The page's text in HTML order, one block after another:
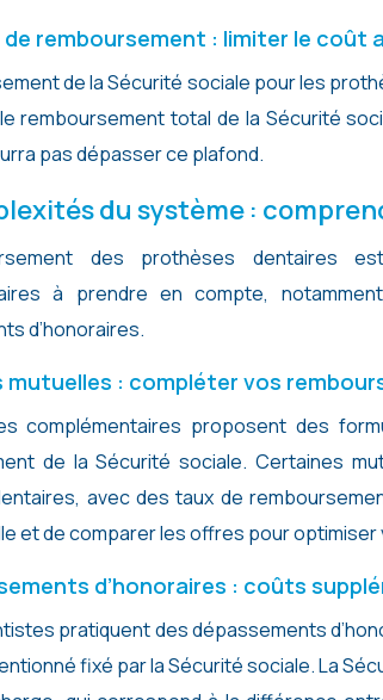
de remboursement : limiter le coût
de la Sécurité sociale pour les
remboursement total de la Sécurité
pas dépasser ce plafond.
du système :
des prothèses dentaires
à prendre en compte,
d’honoraires.
mutuelles : compléter vos
complémentaires proposent des
de la Sécurité sociale. Certaines
avec des taux de
et de comparer les offres pour
d’honoraires : coûts
pratiquent des dépassements
fixé par la Sécurité sociale. La